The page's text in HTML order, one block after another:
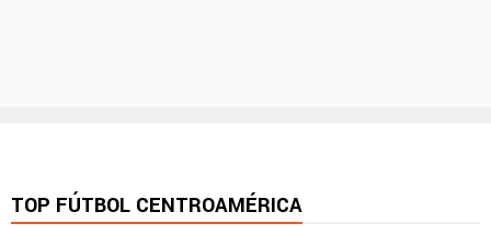
TOP FÚTBOL CENTROAMÉRICA